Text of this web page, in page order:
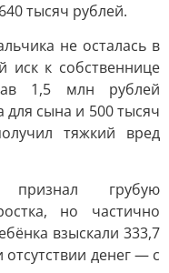
тысяч рублей.
не осталась в
иск к собственнице
1,5 млн рублей
сына и 500 тысяч
тяжкий вред
грубую
но частично
взыскали 333,7
денег — с